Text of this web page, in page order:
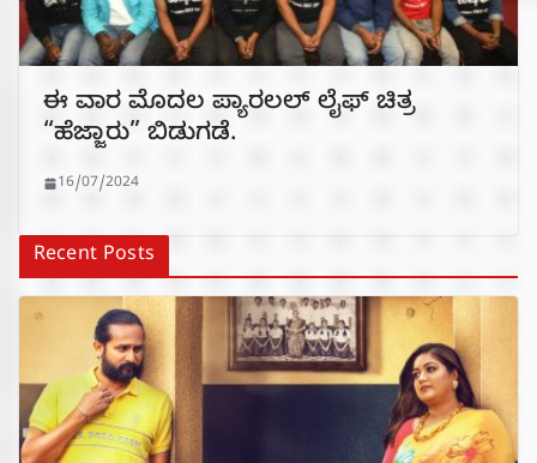
ಈ ವಾರ ಮೊದಲ ಪ್ಯಾರಲಲ್‌ ಲೈಫ್ ಚಿತ್ರ
“ಹೆಜ್ಜಾರು” ಬಿಡುಗಡೆ.
16/07/2024
Recent Posts